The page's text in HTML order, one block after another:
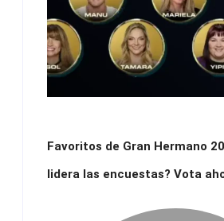
Favoritos de Gran Hermano
lidera las encuestas? Vota